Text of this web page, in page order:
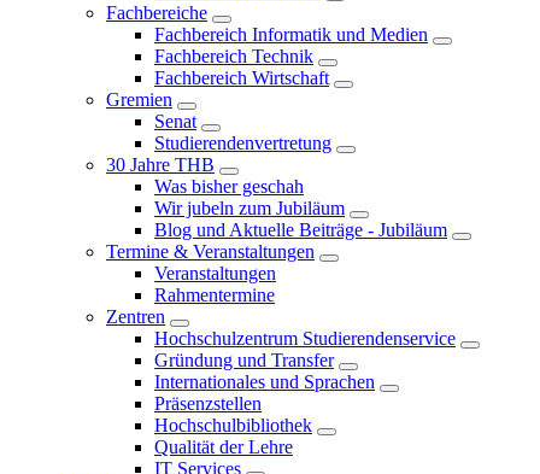
Fachbereiche
Fachbereich Informatik und Medien
Fachbereich Technik
Fachbereich Wirtschaft
Gremien
Senat
Studierendenvertretung
30 Jahre THB
Was bisher geschah
Wir jubeln zum Jubiläum
Blog und Aktuelle Beiträge - Jubiläum
Termine & Veranstaltungen
Veranstaltungen
Rahmentermine
Zentren
Hochschulzentrum Studierendenservice
Gründung und Transfer
Internationales und Sprachen
Präsenzstellen
Hochschulbibliothek
Qualität der Lehre
IT Services